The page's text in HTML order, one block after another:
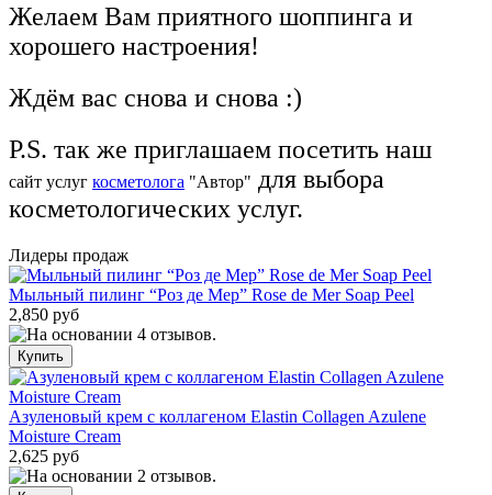
Желаем Вам приятного шоппинга и
хорошего настроения!
Ждём вас снова и снова :)
P.S. так же приглашаем посетить наш
сайт услуг косметолога "Автор" для выбора
косметологических услуг.
Лидеры продаж
Мыльный пилинг “Роз де Мер” Rose de Mer Soap Peel
2,850 руб
Азуленовый крем с коллагеном Elastin Collagen Azulene
Moisture Cream
2,625 руб